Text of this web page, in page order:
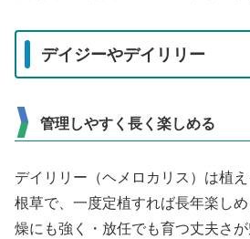
デイジーやデイリリー
管理しやすく長く楽しめる
デイリリー（ヘメロカリス）は植
根草で、一度定植すれば長年楽し
燥にも強く・放任でも育つ丈夫さ